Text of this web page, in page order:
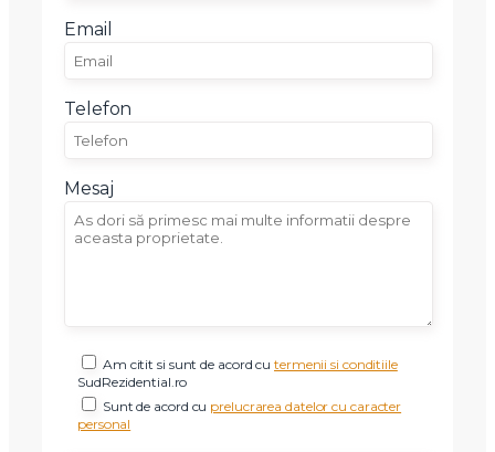
Email
Telefon
Mesaj
Am citit si sunt de acord cutermenii si conditiile
SudRezidential.ro
Sunt de acord cu prelucrarea datelor cu caracter
personal
Telefon